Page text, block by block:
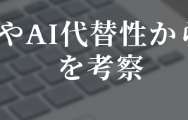
AI代替性
を考察